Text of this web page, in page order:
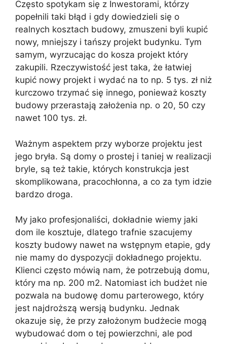
Często spotykam się z Inwestorami, którzy
popełnili taki błąd i gdy dowiedzieli się o
realnych kosztach budowy, zmuszeni byli kupić
nowy, mniejszy i tańszy projekt budynku. Tym
samym, wyrzucając do kosza projekt który
zakupili. Rzeczywistość jest taka, że łatwiej
kupić nowy projekt i wydać na to np. 5 tys. zł niż
kurczowo trzymać się innego, ponieważ koszty
budowy przerastają założenia np. o 20, 50 czy
nawet 100 tys. zł.
Ważnym aspektem przy wyborze projektu jest
jego bryła. Są domy o prostej i taniej w realizacji
bryle, są też takie, których konstrukcja jest
skomplikowana, pracochłonna, a co za tym idzie
bardzo droga.
My jako profesjonaliści, dokładnie wiemy jaki
dom ile kosztuje, dlatego trafnie szacujemy
koszty budowy nawet na wstępnym etapie, gdy
nie mamy do dyspozycji dokładnego projektu.
Klienci często mówią nam, że potrzebują domu,
który ma np. 200 m2. Natomiast ich budżet nie
pozwala na budowę domu parterowego, który
jest najdroższą wersją budynku. Jednak
okazuje się, że przy założonym budżecie mogą
wybudować dom o tej powierzchni, ale pod